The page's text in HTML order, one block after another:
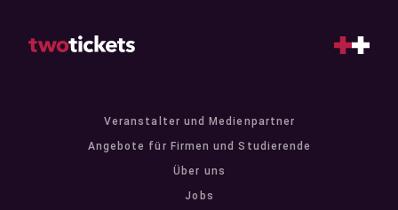
Veranstalter und Medienpartner
Angebote für Firmen und Studierende
Über uns
Jobs